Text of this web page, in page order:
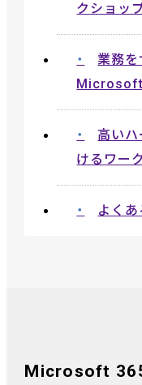
クショッ
業務
高いハ
けるワー
よくあ
Microsoft